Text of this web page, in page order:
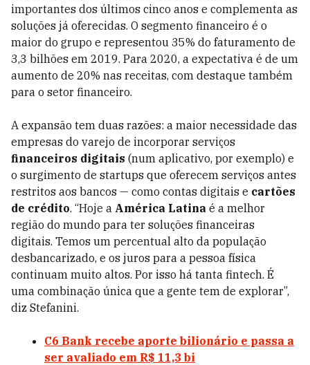
importantes dos últimos cinco anos e complementa as
soluções já oferecidas. O segmento financeiro é o
maior do grupo e representou 35% do faturamento de
3,3 bilhões em 2019. Para 2020, a expectativa é de um
aumento de 20% nas receitas, com destaque também
para o setor financeiro.
A expansão tem duas razões: a maior necessidade das
empresas do varejo de incorporar serviços
financeiros digitais (num aplicativo, por exemplo) e
o surgimento de startups que oferecem serviços antes
restritos aos bancos — como contas digitais e cartões
de crédito. “Hoje a América Latina é a melhor
região do mundo para ter soluções financeiras
digitais. Temos um percentual alto da população
desbancarizado, e os juros para a pessoa física
continuam muito altos. Por isso há tanta fintech. É
uma combinação única que a gente tem de explorar”,
diz Stefanini.
C6 Bank recebe aporte bilionário e passa a
ser avaliado em R$ 11,3 bi